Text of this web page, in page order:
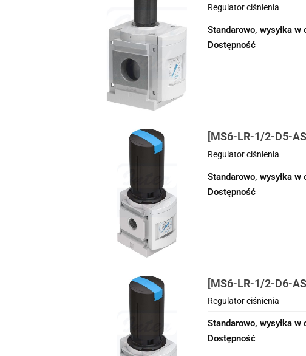
Regulator ciśnienia
Standarowo, wysyłka w
Dostępność
[MS6-LR-1/2-D5-
Regulator ciśnienia
Standarowo, wysyłka w
Dostępność
[MS6-LR-1/2-D6-
Regulator ciśnienia
Standarowo, wysyłka w
Dostępność